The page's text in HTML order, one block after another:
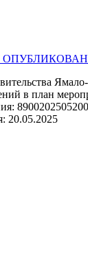
в план
20.05.2025